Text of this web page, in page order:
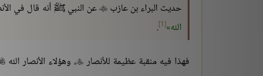
حديث البراء بن عازب عن النبي ﷺ أنه قال في
الله [1]
.
فهذا فيه منقبة عظيمة للأنصار، وهؤلاء الأنصار الله